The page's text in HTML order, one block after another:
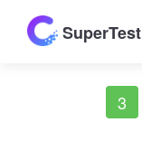
SuperTest
3